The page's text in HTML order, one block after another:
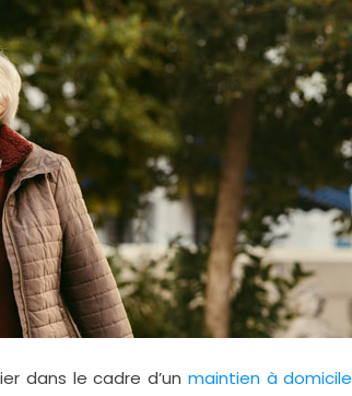
dans le cadre d’un maintien à domicile